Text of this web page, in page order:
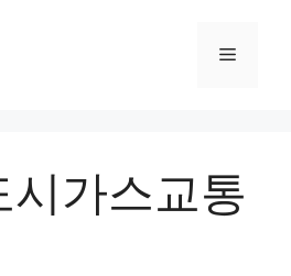
메
가스교통